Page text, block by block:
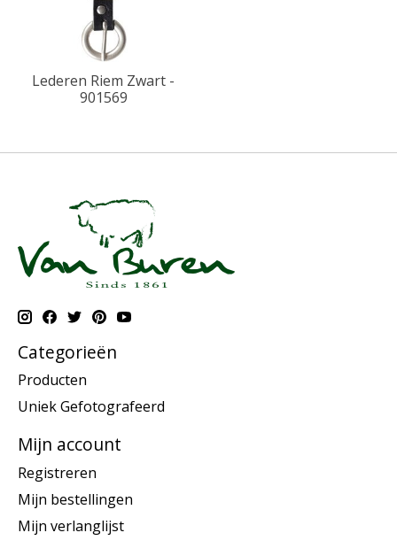
Lederen Riem Zwart -
901569
Categorieën
Producten
Uniek Gefotografeerd
Mijn account
Registreren
Mijn bestellingen
Mijn verlanglijst